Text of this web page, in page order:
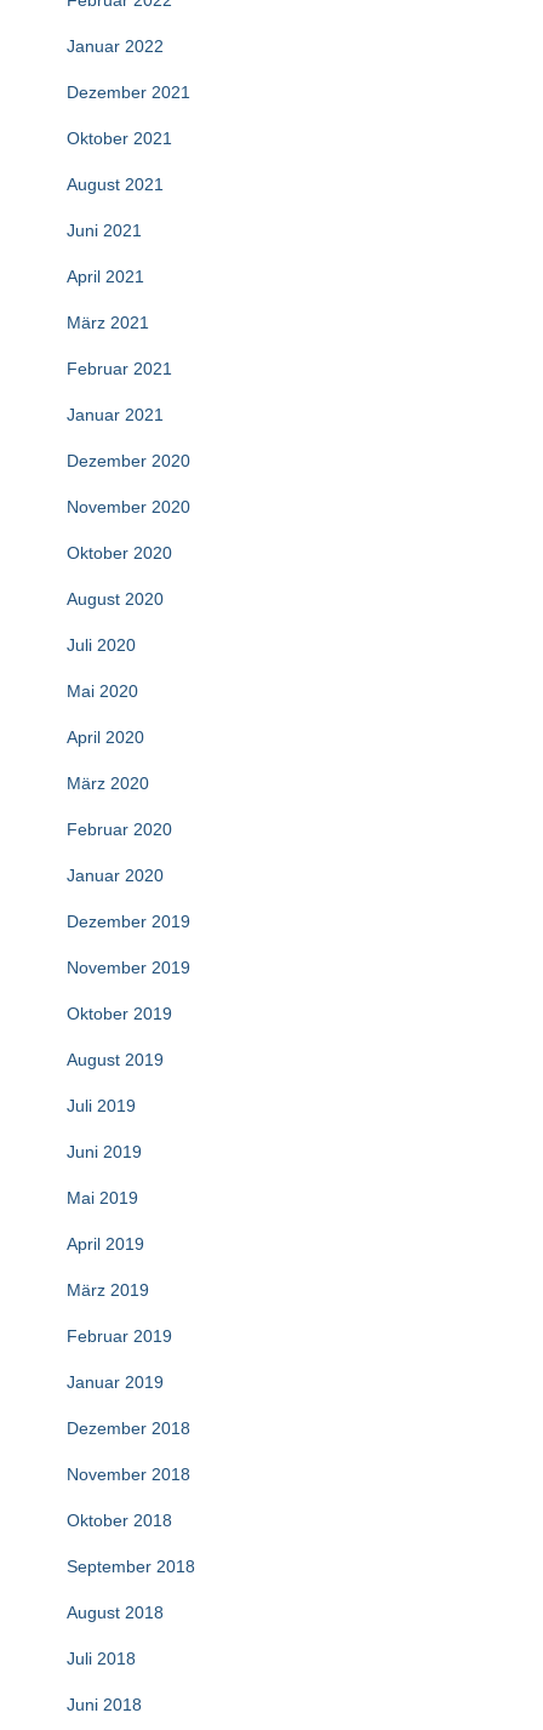
Januar 2022
Dezember 2021
Oktober 2021
August 2021
Juni 2021
April 2021
März 2021
Februar 2021
Januar 2021
Dezember 2020
November 2020
Oktober 2020
August 2020
Juli 2020
Mai 2020
April 2020
März 2020
Februar 2020
Januar 2020
Dezember 2019
November 2019
Oktober 2019
August 2019
Juli 2019
Juni 2019
Mai 2019
April 2019
März 2019
Februar 2019
Januar 2019
Dezember 2018
November 2018
Oktober 2018
September 2018
August 2018
Juli 2018
Juni 2018